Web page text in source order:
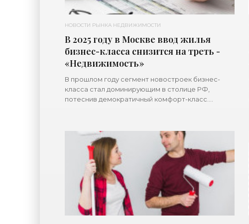
НОВОСТИ РЫНКА НЕДВИЖИМОСТИ
В 2025 году в Москве ввод жилья
бизнес-класса снизится на треть -
«Недвижимость»
В прошлом году сегмент новостроек бизнес-
класса стал доминирующим в столице РФ,
потеснив демократичный комфорт-класс.